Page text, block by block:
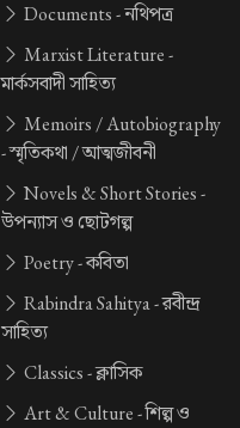
Documents -নথিপত্র
Marxist Literature -
মার্কসবাদী সাহিত্য
Memoirs / Autobiography
-স্মৃতিকথা / আত্মজীবনী
Novels & Short Stories -
উপন্যাস ও ছোটগল্প
Poetry -কবিতা
Rabindra Sahitya -রবীন্দ্র
সাহিত্য
Classics -ক্লাসিক
Art & Culture -শিল্প ও